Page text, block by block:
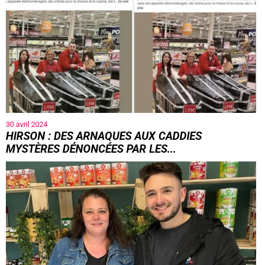
30 avril 2024
HIRSON : DES ARNAQUES AUX CADDIES
MYSTÈRES DÉNONCÉES PAR LES...